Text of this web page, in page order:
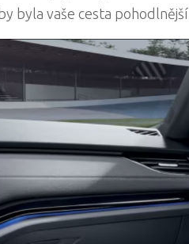
byla vaše cesta pohodlnější.